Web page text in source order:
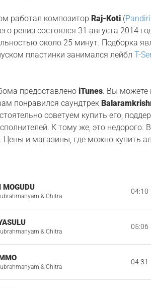
работал композитор Raj-Koti (
релиз состоялся 31 августа 2014
около 25 минут. Подборка
пластинки занимался лейблT-
предоставленоiTunes. Вы можете
понравился саундтрек
советуем купить его,
К тому же, это недорого.
Цены и магазины, где можно купить
MOGUDU
& Chitra
04:10
& Chitra
05:06
& Chitra
04:31